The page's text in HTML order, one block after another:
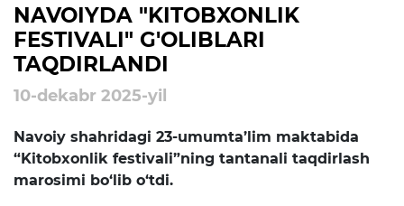
Kelajak markazi
Hisobotlar
Interaktiv xizmatlar
Elektron kundalik
1-sinfga qabul
NAVOIYDA "KITOBXONLIK
FESTIVALI" G'OLIBLARI
TAQDIRLANDI
10-dekabr 2025-yil
Navoiy shahridagi 23-umumta’lim maktabida
“Kitobxonlik festivali”ning tantanali taqdirlash
marosimi bo‘lib o‘tdi.